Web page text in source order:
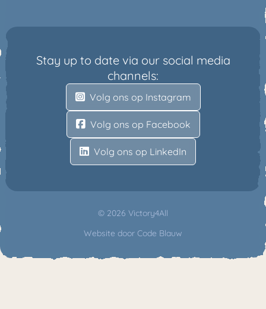
Stay up to date via our social media
channels:
Volg ons op Instagram
Volg ons op Facebook
Volg ons op LinkedIn
© 2026 Victory4All
Website door Code Blauw